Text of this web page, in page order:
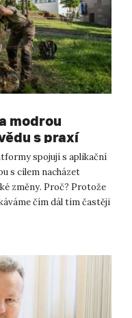
modrou
s praxí
spojují s aplikační
s cílem nacházet
změny. Proč? Protože
čím dál tím častěji